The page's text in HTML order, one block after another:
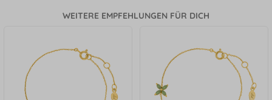
WEITERE EMPFEHLUNGEN FÜR DICH